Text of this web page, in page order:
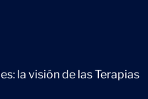
la visión de las Terapias